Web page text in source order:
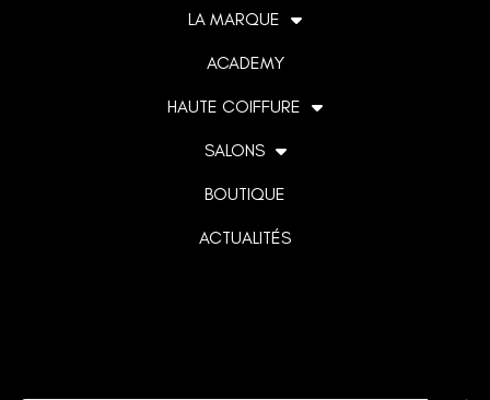
LA MARQUE
ACADEMY
HAUTE COIFFURE
SALONS
BOUTIQUE
ACTUALITÉS